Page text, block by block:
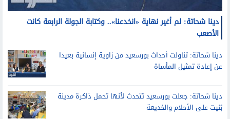
دينا شحاتة: لم أغير نهاية «انخدعنا».. وكتابة الجولة الرابعة كانت
الأصعب
دينا شحاتة: تناولت أحداث بورسعيد من زاوية إنسانية بعيدا
عن إعادة تمثيل المأساة
دينا شحاتة: جعلت بورسعيد تتحدث لأنها تحمل ذاكرة مدينة
بُنيت على الأحلام والخديعة